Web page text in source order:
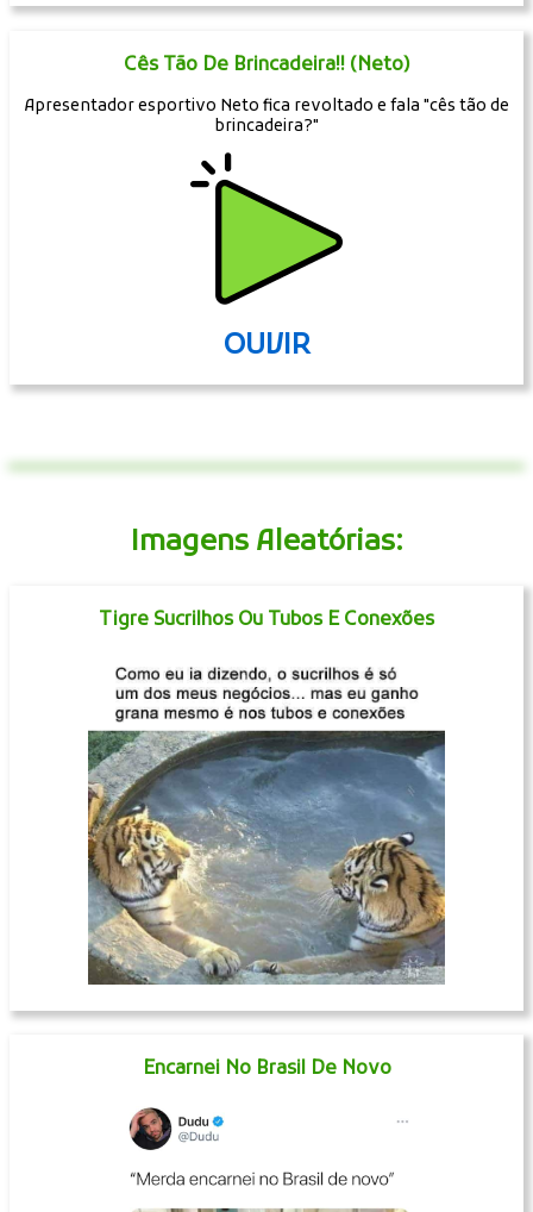
Cês Tão De Brincadeira!! (Neto)
Apresentador esportivo Neto fica revoltado e fala "cês tão de
brincadeira?"
OUVIR
Imagens Aleatórias:
Tigre Sucrilhos Ou Tubos E Conexões
Encarnei No Brasil De Novo